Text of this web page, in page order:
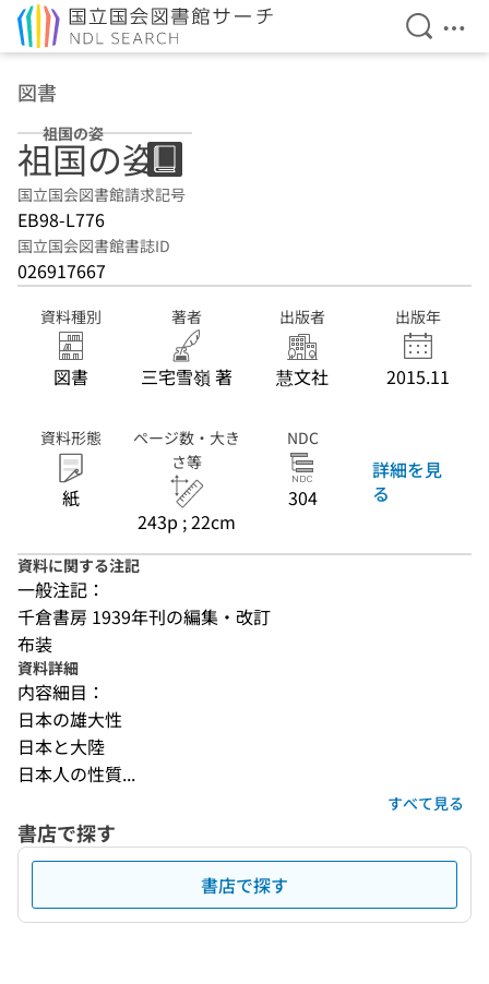
検索を
メ
図書
祖国の姿
祖国の姿
国立国会図書館請求記号
EB98-L776
国立国会図書館書誌ID
026917667
資料種別
図書
著者
三宅雪嶺 著
出版者
慧文社
出版年
2015.11
資料形態
紙
ページ数・大き
さ等
243p ; 22cm
NDC
304
詳細を見
る
資料に関する注記
一般注記：
千倉書房 1939年刊の編集・改訂
布装
資料詳細
内容細目：
日本の雄大性
日本と大陸
日本人の性質...
すべて見る
書店で探す
書店で探す